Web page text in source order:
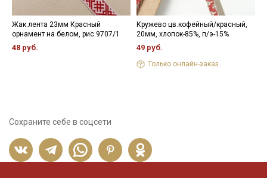
Жак.лента 23мм Красный
орнамент на белом, рис.9707/1
48 руб.
Кружево цв.кофейный/красный,
20мм, хлопок-85%, п/э-15%
49 руб.
Только онлайн-заказ
Сохраните себе в соцсети